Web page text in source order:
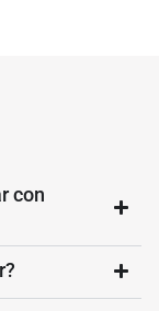
con